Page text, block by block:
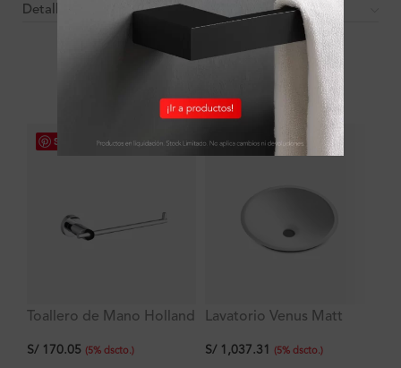
Detalles y Material
OTROS PRODUCTOS QUE PUEDEN
INTERESARTE
Save
Toallero de Mano Holland
S/170.05 (5% dscto.)
Save
Lavatorio Venus Matt
S/1,037.31 (5% dscto.)